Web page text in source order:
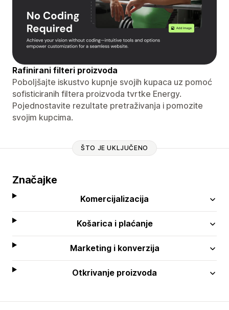
Rafinirani filteri proizvoda
Poboljšajte iskustvo kupnje svojih kupaca uz pomoć
sofisticiranih filtera proizvoda tvrtke Energy.
Pojednostavite rezultate pretraživanja i pomozite
svojim kupcima.
ŠTO JE UKLJUČENO
Značajke
Komercijalizacija
Košarica i plaćanje
Marketing i konverzija
Otkrivanje proizvoda